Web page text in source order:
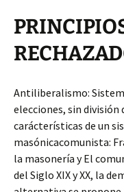
Antiliberalismo:
elecciones, sin división
carácterísticas de un
masónica­comunista:
la masonería y El
del Siglo XIX y XX, la